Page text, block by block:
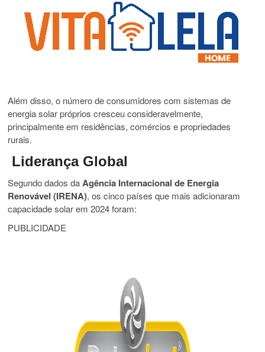
Alémdisso,o númerodeconsumidorescomsistemasde
energiasolarpróprioscresceuconsideravelmente,
principalmenteem residências,comérciosepropriedades
rurais.
Liderança Global
SegundodadosdaAgência Internacionalde Energia
Renovável (IRENA),oscincopaísesque maisadicionaram
capacidadesolarem2024foram:
PUBLICIDADE